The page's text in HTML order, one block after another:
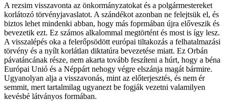
A rezsim visszavonta az önkormányzatokat és a polgármestereket
korlátozó törvényjavaslatot. A szándékot azonban ne felejtsük el, és
biztos lehet mindenki abban, hogy más foprmában újra előveszik és
bevezetik ezt. Ez számos alkalommal megtörtént és most is így lesz.
A visszalépés oka a felerőpsödött európai tiltakozás a felhatalmazási
törvény és a nyílt korlátlan diktatúra bevezetése miatt. Ez Orbán
pávatáncának része, nem akarta tovább feszíteni a húrt, hogy a béna
Európai Unió és a Néppárt nehogy végre elszánja magát bármire.
Ugyanolyan alja a visszavonás, mint az előterjesztés, és nem ér
semmit, mert tartalmilag ugyanezt be fogják vezetni valamilyen
kevésbé látványos formában.